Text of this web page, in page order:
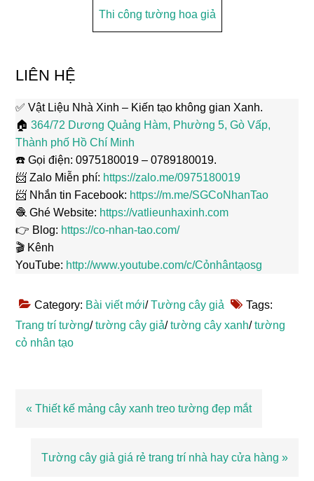
Thi công tường hoa giả
LIÊN HỆ
✅ Vật Liệu Nhà Xinh – Kiến tạo không gian Xanh.
🏠364/72 Dương Quảng Hàm, Phường 5, Gò Vấp,
Thành phố Hồ Chí Minh
☎️ Gọi điện: 0975180019 – 0789180019.
📨 Zalo Miễn phí: https://zalo.me/0975180019
📨 Nhắn tin Facebook: https://m.me/SGCoNhanTao
🧶 Ghé Website: https://vatlieunhaxinh.com
👉 Blog: https://co-nhan-tao.com/
🎬 Kênh
YouTube: http://www.youtube.com/c/Cỏnhântạosg
Category: Bài viết mới/Tường cây giả
Tags:
Trang trí tường/tường cây giả/tường cây xanh/tường
cỏ nhân tạo
Bài
« Thiết kế mảng cây xanh treo tường đẹp mắt
Bài
Tường cây giả giá rẻ trang trí nhà hay cửa hàng »